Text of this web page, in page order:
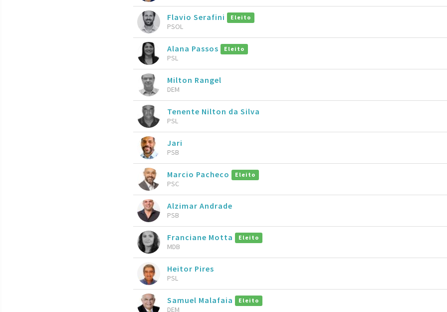
Flavio Serafini Eleito
PSOL
Alana Passos Eleito
PSL
Milton Rangel
DEM
Tenente Nilton da Silva
PSL
Jari
PSB
Marcio Pacheco Eleito
PSC
Alzimar Andrade
PSB
Franciane Motta Eleito
MDB
Heitor Pires
PSL
Samuel Malafaia Eleito
DEM